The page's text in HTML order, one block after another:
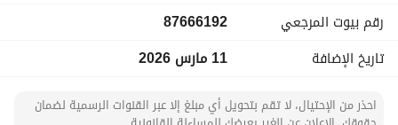
للمعاينة!
رقم بيوت المرجعي
87666192
تاريخ الإضافة
11 مارس 2026
احذر من الإحتيال، لا تقم بتحويل أي مبلغ إلا عبر القنوات الرسمية لضمان